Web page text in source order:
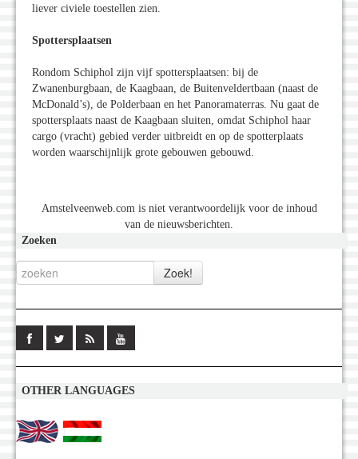
liever civiele toestellen zien.
Spottersplaatsen
Rondom Schiphol zijn vijf spottersplaatsen: bij de
Zwanenburgbaan, de Kaagbaan, de Buitenveldertbaan (naast de
McDonald’s), de Polderbaan en het Panoramaterras. Nu gaat de
spottersplaats naast de Kaagbaan sluiten, omdat Schiphol haar
cargo (vracht) gebied verder uitbreidt en op de spotterplaats
worden waarschijnlijk grote gebouwen gebouwd.
Amstelveenweb.com is niet verantwoordelijk voor de inhoud
van de nieuwsberichten.
Zoeken
OTHER LANGUAGES